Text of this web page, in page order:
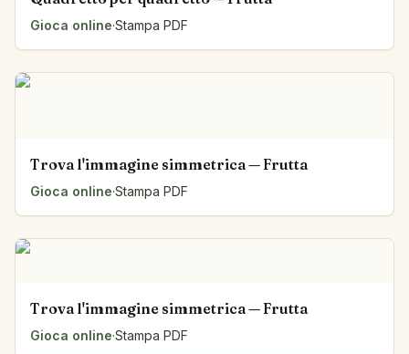
Gioca online·Stampa PDF
Trova l'immagine simmetrica — Frutta
Gioca online·Stampa PDF
Trova l'immagine simmetrica — Frutta
Gioca online·Stampa PDF